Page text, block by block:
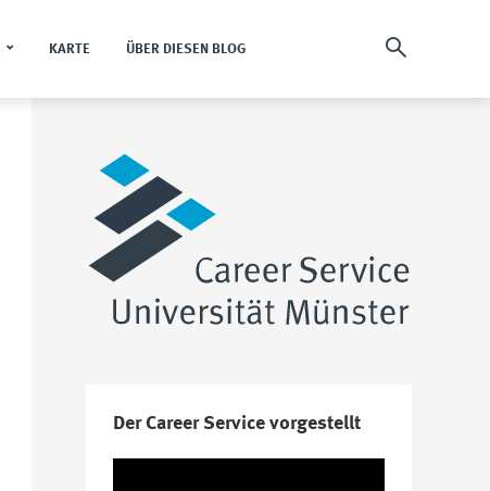
KARTE ÜBER DIESEN BLOG
Der Career Service vorgestellt